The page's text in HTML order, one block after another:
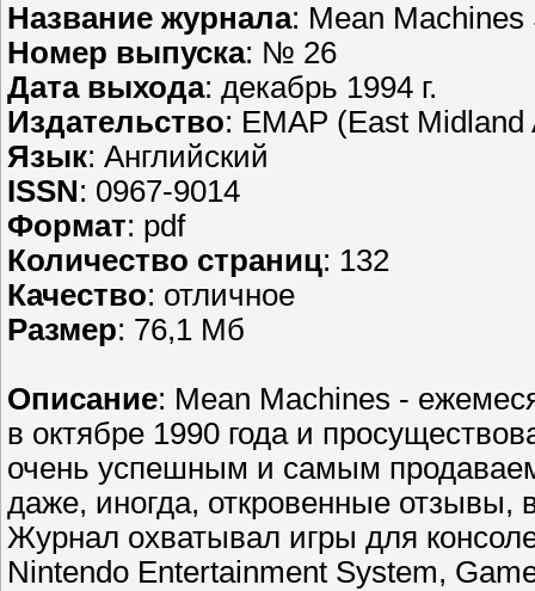
Название журнала: Mean Machines
Номер выпуска: № 26
Дата выхода: декабрь 1994 г.
Издательство: EMAP (East
Язык: Английский
ISSN: 0967-9014
Формат: pdf
Количество страниц: 132
Качество: отличное
Размер: 76,1 Мб
Описание: Mean Machines -
в октябре 1990 года и
очень успешным и самым
даже, иногда, откровенные
Журнал охватывал игры для
Nintendo Entertainment System,